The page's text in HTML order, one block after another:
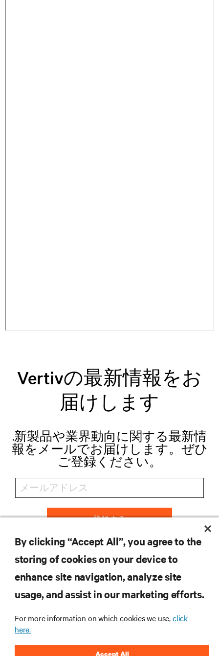
Vertivの最新情報をお
届けします
.新製品や業界動向に関する最新情
報をメールでお届けします。ぜひ
ご登録ください。
登録する
リソース
サポート
企業
By clicking “Accept All”, you agree to the
storing of cookies on your device to
enhance site navigation, analyze site
usage, and assist in our marketing efforts.
For more information on which cookies we use,click
here.
Accept All